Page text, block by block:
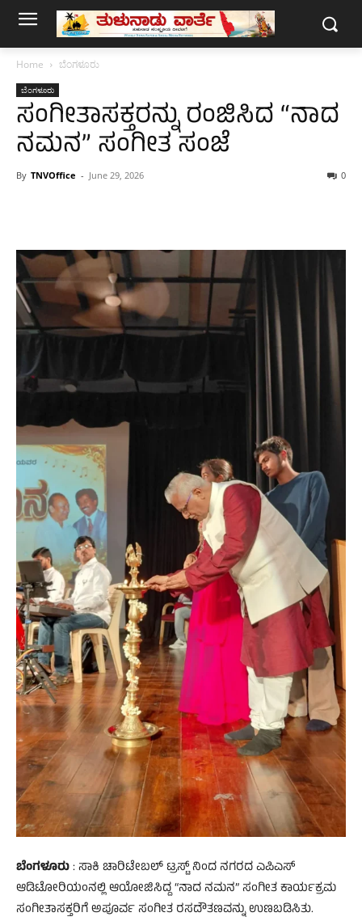
Home ಬೆಂಗಳೂರು
ಬೆಂಗಳೂರು
ಸಂಗೀತಾಸಕ್ತರನ್ನು ರಂಜಿಸಿದ “ನಾದ
ನಮನ” ಸಂಗೀತ ಸಂಜೆ
By TNVOffice - June 29, 2026 0
ಬೆಂಗಳೂರು: ಸಾಕಿ ಚಾರಿಟೇಬಲ್ ಟ್ರಸ್ಟ್ ನಿಂದ ನಗರದ ಎಪಿಎಸ್
ಆಡಿಟೋರಿಯಂನಲ್ಲಿ ಆಯೋಜಿಸಿದ್ದ “ನಾದ ನಮನ” ಸಂಗೀತ ಕಾರ್ಯಕ್ರಮ
ಸಂಗೀತಾಸಕ್ತರಿಗೆ ಅಪೂರ್ವ ಸಂಗೀತ ರಸದೌತಣವನ್ನು ಉಣಬಡಿಸಿತು.